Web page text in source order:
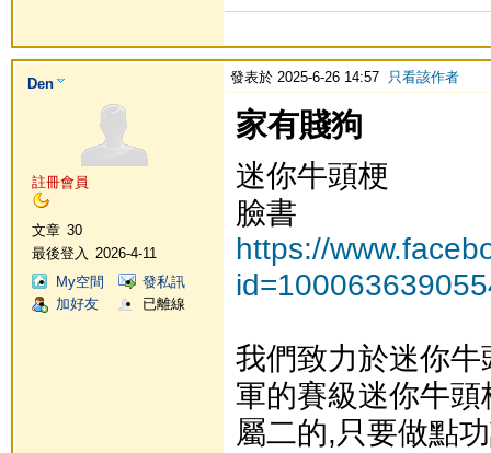
Den
註冊會員
文章 30
最後登入
2026-4-11
My空間
發私訊
加好友
已離線
發表於 2025-6-26 14:57 只看該作者
家有賤狗
迷你牛頭梗
臉書
https://
我們致力於迷你
軍的賽級迷你牛
屬二的,只要做點